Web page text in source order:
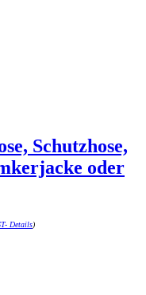
Schutzhose,
oder
Details)